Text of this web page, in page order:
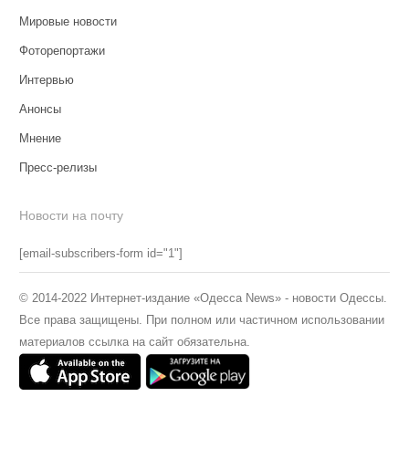
Мировые новости
Фоторепортажи
Интервью
Анонсы
Мнение
Пресс-релизы
Новости на почту
[email-subscribers-form id="1"]
© 2014-2022 Интернет-издание «Одесса News» - новости Одессы.
Все права защищены. При полном или частичном использовании
материалов ссылка на сайт обязательна.